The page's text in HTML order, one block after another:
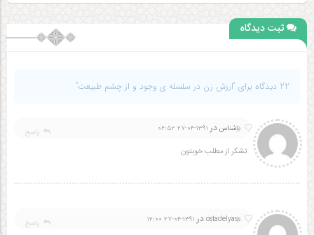
ثبت دیدگاه
22 دیدگاه برای “ارزش زن در سلسله ی وجود و از چشم طبیعت”
5
ناشناس در ۱۳۹۱-۰۴-۲۷ ۰۶:۵۲
تشکر از مطلب خوبتون
پاسخ
7
ostadelyass در ۱۳۹۱-۰۴-۲۷ ۱۲:۰۰ پاسخ